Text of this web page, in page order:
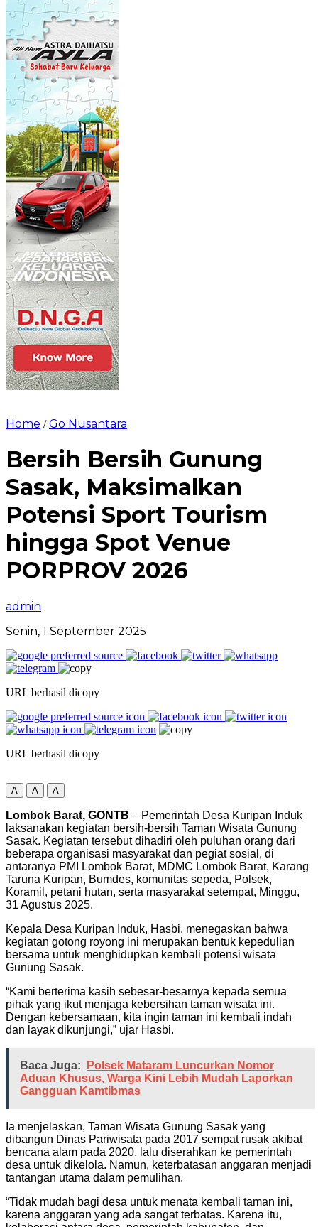
Home /Go Nusantara
Bersih Bersih Gunung
Sasak, Maksimalkan
Potensi Sport Tourism
hingga Spot Venue
PORPROV 2026
admin
Senin, 1 September 2025
URL berhasil dicopy
URL berhasil dicopy
A A A
Lombok Barat, GONTB – Pemerintah Desa Kuripan Induk
laksanakan kegiatan bersih-bersih Taman Wisata Gunung
Sasak. Kegiatan tersebut dihadiri oleh puluhan orang dari
beberapa organisasi masyarakat dan pegiat sosial, di
antaranya PMI Lombok Barat, MDMC Lombok Barat, Karang
Taruna Kuripan, Bumdes, komunitas sepeda, Polsek,
Koramil, petani hutan, serta masyarakat setempat, Minggu,
31 Agustus 2025.
Kepala Desa Kuripan Induk, Hasbi, menegaskan bahwa
kegiatan gotong royong ini merupakan bentuk kepedulian
bersama untuk menghidupkan kembali potensi wisata
Gunung Sasak.
“Kami berterima kasih sebesar-besarnya kepada semua
pihak yang ikut menjaga kebersihan taman wisata ini.
Dengan kebersamaan, kita ingin taman ini kembali indah
dan layak dikunjungi,” ujar Hasbi.
Baca Juga:
Polsek Mataram Luncurkan Nomor
Aduan Khusus, Warga Kini Lebih Mudah Laporkan
Gangguan Kamtibmas
Ia menjelaskan, Taman Wisata Gunung Sasak yang
dibangun Dinas Pariwisata pada 2017 sempat rusak akibat
bencana alam pada 2020, lalu diserahkan ke pemerintah
desa untuk dikelola. Namun, keterbatasan anggaran menjadi
tantangan utama dalam pemulihan.
“Tidak mudah bagi desa untuk menata kembali taman ini,
karena anggaran yang ada sangat terbatas. Karena itu,